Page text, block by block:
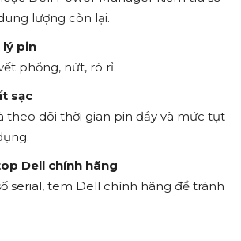
lượng còn lại.
lý pin
phồng, nứt, rò rỉ.
sạc
theo dõi thời gian pin đầy và mức tụt
Dell chính hãng
serial, tem Dell chính hãng để tránh